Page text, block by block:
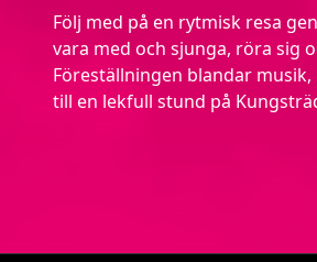
Följ med på en rytmisk resa
vara med och sjunga, röra sig
Föreställningen blandar
till en lekfull stund på